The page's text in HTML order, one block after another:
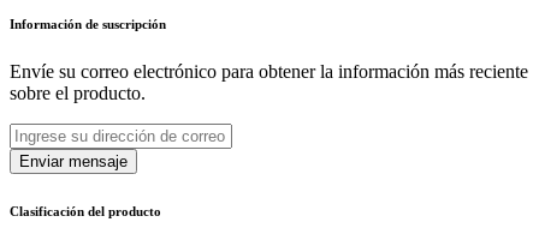
Información de suscripción
Envíe su correo electrónico para obtener la información más reciente
sobre el producto.
Enviar mensaje
Clasificación del producto